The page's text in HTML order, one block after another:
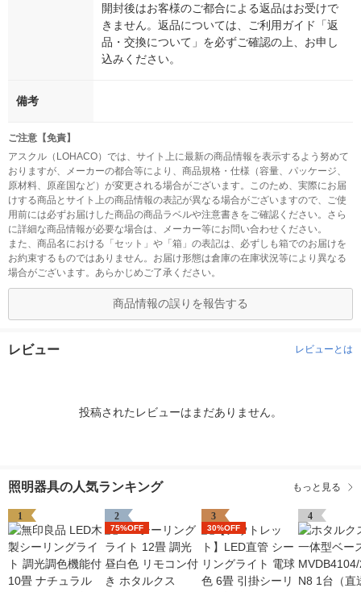
開封後はお客様のご都合による返品はお受けで
きません。返品については、ご利用ガイド「返
品・交換について」を必ずご確認の上、お申し
込みください。
備考
ご注意【免責】
アスクル（LOHACO）では、サイト上に最新の商品情報を表示するよう努めて
おりますが、メーカーの都合等により、商品規格・仕様（容量、パッケージ、
原材料、原産国など）が変更される場合がございます。このため、実際にお届
けする商品とサイト上の商品情報の表記が異なる場合がございますので、ご使
用前には必ずお届けした商品の商品ラベルや注意書きをご確認ください。さら
に詳細な商品情報が必要な場合は、メーカー等にお問い合わせください。
また、商品名における「セット」や「箱」の表記は、必ずしも箱でのお届けを
お約束するものではありません。お届け形態は倉庫の在庫状況等により異なる
場合がございます。あらかじめご了承ください。
商品情報の誤りを報告する
レビュー レビューとは
投稿されたレビューはまだありません。
照明器具の人気ランキング もっと見る
1 2
75%OFF
3
30%OFF
4